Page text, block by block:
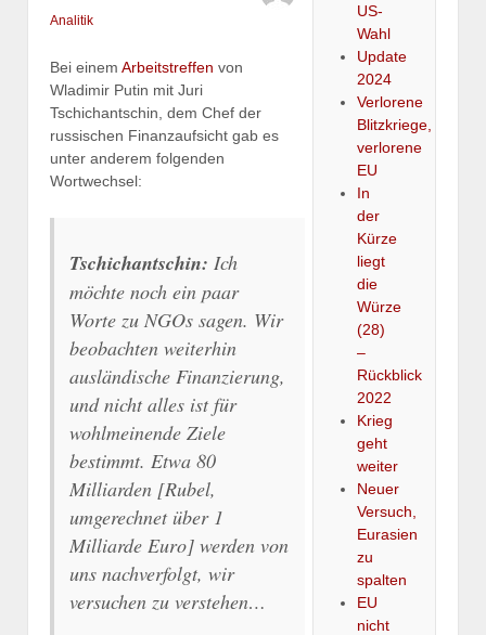
Analitik
Bei einem Arbeitstreffen von
Wladimir Putin mit Juri
Tschichantschin, dem Chef der
russischen Finanzaufsicht gab es
unter anderem folgenden
Wortwechsel:
Tschichantschin: Ich
möchte noch ein paar
Worte zu NGOs sagen. Wir
beobachten weiterhin
ausländische Finanzierung,
und nicht alles ist für
wohlmeinende Ziele
bestimmt. Etwa 80
Milliarden [Rubel,
umgerechnet über 1
Milliarde Euro] werden von
uns nachverfolgt, wir
versuchen zu verstehen…
US-
Wahl
Update
2024
Verlorene
Blitzkriege,
verlorene
EU
In
der
Kürze
liegt
die
Würze
(28)
–
Rückblick
2022
Krieg
geht
weiter
Neuer
Versuch,
Eurasien
zu
spalten
EU
nicht